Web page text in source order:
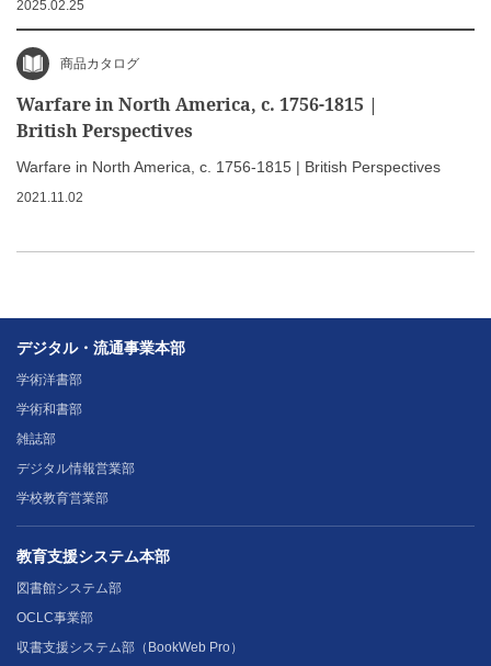
2025.02.25
商品カタログ
Warfare in North America, c. 1756-1815 |
British Perspectives
Warfare in North America, c. 1756-1815 | British Perspectives
2021.11.02
デジタル・流通事業本部
学術洋書部
学術和書部
雑誌部
デジタル情報営業部
学校教育営業部
教育支援システム本部
図書館システム部
OCLC事業部
収書支援システム部（BookWeb Pro）